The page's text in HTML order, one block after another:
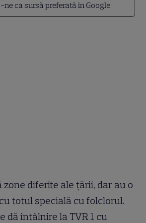
ne ca sursă preferată în Google
zone diferite ale ţării, dar au o
totul specială cu folclorul.
dă întâlnire la TVR 1 cu